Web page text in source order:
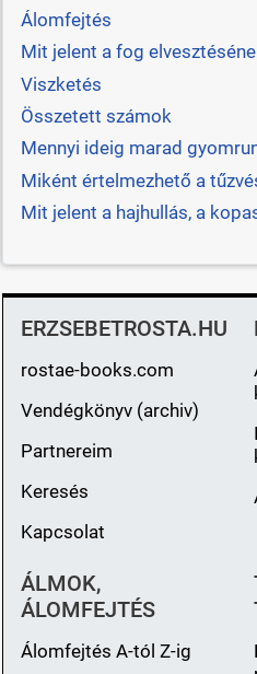
Álomfejtés
Mit jelent a fog
Viszketés
Összetett számok
Mennyi ideig marad
Miként értelmezhető a
Mit jelent a hajhullás, a
ERZSEBETROSTA.HU
rostae-books.com
Vendégkönyv (archiv)
Partnereim
Keresés
Kapcsolat
ÁLMOK,
ÁLOMFEJTÉS
Álomfejtés A-tól Z-ig